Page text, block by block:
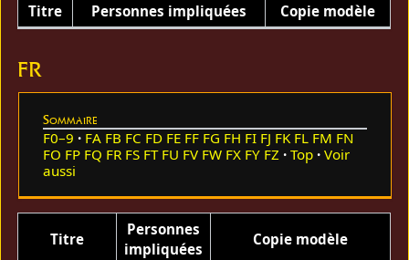
Titre Personnes impliquées Copie modèle
FR
Sommaire
F0–9 FA FB FC FD FE FF FG FH FI FJ FK FL FM FN
FO FP FQ FR FS FT FU FV FW FX FY FZ Top
Voir
aussi
Titre
Personnes
impliquées
Copie modèle